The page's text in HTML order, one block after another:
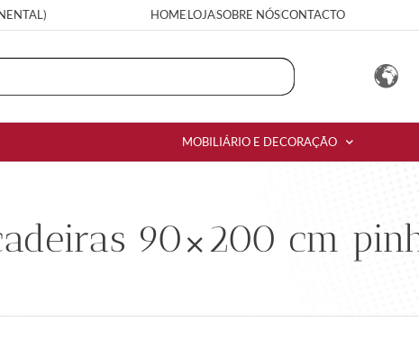
HOMELOJASOBRE NÓSCONTACTO
MOBILIÁRIO E DECORAÇÃO
90×200 cm